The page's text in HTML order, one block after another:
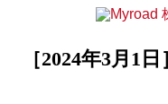
［2024年3月1